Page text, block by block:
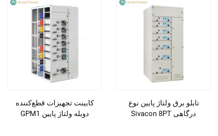
تابلو برق ولتاژ پایین نوع
درگاهی Sivacon 8PT
کابینت تجهیزات قطع‌کننده
دوبله ولتاژ پایین GPM1